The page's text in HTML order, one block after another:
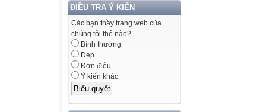
ĐIỀU TRA Ý KIẾN
Các bạn thầy trang web của
chúng tôi thế nào?
Bình thường
Đẹp
Đơn điệu
Ý kiến khác